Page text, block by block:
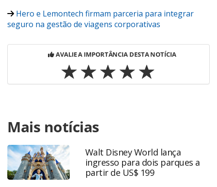
Hero e Lemontech firmam parceria para integrar
seguro na gestão de viagens corporativas
AVALIE A IMPORTÂNCIA DESTA NOTÍCIA
https://www.panrotas.com.br/viagens-
corporativas/eventos/2026/07/grupo-arbaitman-realiza-
convencao-anual-de-lideres-em-sao-paulo-veja-
fotos_229988.html ou as ferramentas oferecidas na página.
Todo o conteúdo produzido pela PANROTAS Editora é
protegido pela legislação brasileira sobre direito autoral.
Mais notícias
Walt Disney World lança
ingresso para dois parques a
partir de US$ 199